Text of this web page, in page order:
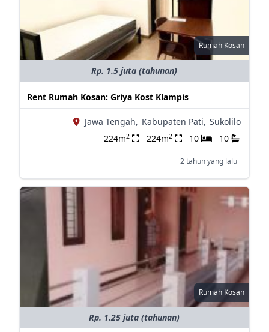
Rumah Kosan
Rp. 1.5 juta (tahunan)
Rent Rumah Kosan: Griya Kost Klampis
Jawa Tengah, Kabupaten Pati, Sukolilo
224m2 224m2 10 10
2 tahun yang lalu
Rumah Kosan
Rp. 1.25 juta (tahunan)